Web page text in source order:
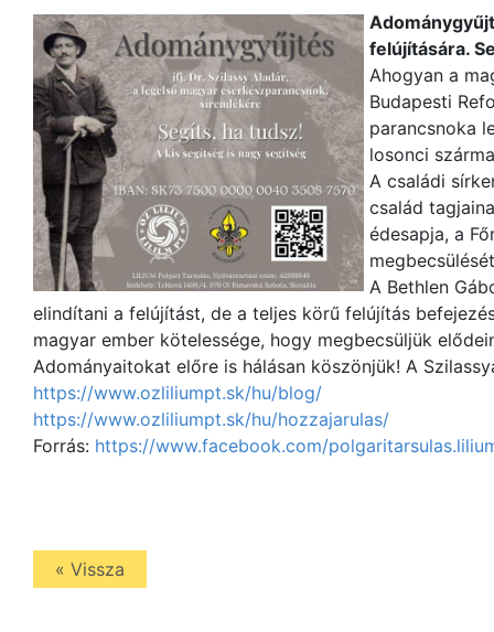
felújítására.
Ahogyan a
Budapesti
parancsnoka
losonci
A családi
család
édesapja, a
A Bethlen
elindítani a felújítást, de a teljes körű felújítás
magyar ember kötelessége, hogy megbecsüljük
Adományaitokat előre is hálásan köszönjük! A
https://www.ozliliumpt.sk/hu/blog/
https://www.ozliliumpt.sk/hu/hozzajarulas/
Forrás: https://www.facebook.com/
« Vissza